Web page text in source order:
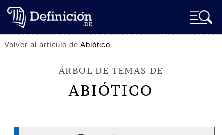
Volver al artículo deAbiótico
ÁRBOL DE TEMAS DE
ABIÓTICO